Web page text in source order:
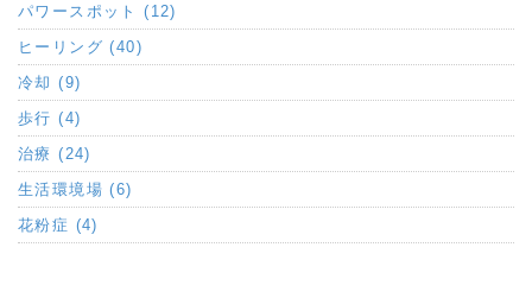
パワースポット (12)
ヒーリング (40)
冷却 (9)
歩行 (4)
治療 (24)
生活環境場 (6)
花粉症 (4)